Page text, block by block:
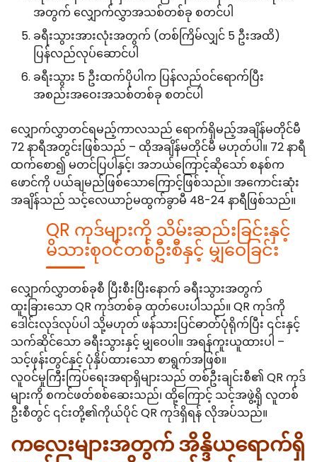
အတွက် လျှောက်လွှာအသစ်တစ်ခု စတင်ပါ
ခရီးသွားအားလုံးအတွက် (တစ်ကြိမ်လျှင် 5 ဦးအထိ)
ပြန်လည်လုပ်ဆောင်ပါ
ခရီးသွား 5 ဦးထက်ပိုပါက ပြန်လည်ဝင်ရောက်ပြီး
အစည်းအဝေးအသစ်တစ်ခု စတင်ပါ
လျှောက်လွှာတင်ရမည့်ကာလသည် ရောက်ရှိမည့်အချိန်မတိုင်မီ
72 နာရီအတွင်းဖြစ်သည် – ထိုအချိန်မတိုင်မီ မဟုတ်ပါ။ 72 နာရီ
ထက်စော၍ မတင်ပြပါနှင့်၊ အဘယ်ကြောင့်ဆိုသော် စနစ်က
ဖောင်ကို ပယ်ချမည်ဖြစ်သောကြောင့်ဖြစ်သည်။ အကောင်းဆုံး
အချိန်သည် သင့်လေယာဉ်မထွက်ခွာမီ 48-24 နာရီဖြစ်သည်။
QR ကုဒ်များကို သိမ်းဆည်းခြင်းနှင့်
မိသားစုဝင်တစ်ဦးစီနှင့် မျှဝေခြင်း
လျှောက်လွှာတစ်ခုစီ ပြီးစီးပြီးနောက် ခရီးသွားအတွက်
ထူးခြားသော QR ကုဒ်တစ်ခု ထုတ်ပေးပါသည်။ QR ကုဒ်ကို
ဒေါင်းလုဒ်လုပ်ပါ သို့မဟုတ် ဖန်သားပြင်ဓာတ်ပုံရိုက်ပြီး ၎င်းနှင့်
သက်ဆိုင်သော ခရီးသွားနှင့် မျှဝေပါ။ အရန်ကူးယူထားပါ –
သင့်ဖုန်းတွင်နှင့် ပုံနှိပ်ထားသော စာရွက်အဖြစ်။
လူဝင်မှုကြီးကြပ်ရေးအရာရှိများသည် တစ်ဦးချင်းစီ၏ QR ကုဒ်
များကို စကင်ဖတ်စစ်ဆေးသည်၊ ထို့ကြောင့် သင့်အဖွဲ့ရှိ လူတစ်
ဦးစီတွင် ၎င်းတို့၏ကိုယ်ပိုင် QR ကုဒ်ရှိရန် လိုအပ်သည်။
ကလေးများအတွက် အိန္ဒိယရောက်ရှိ